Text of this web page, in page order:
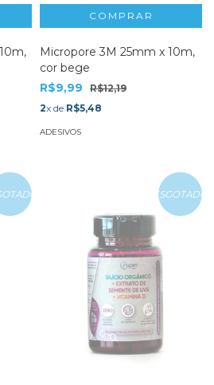
Micropore 3M 25mm x 10m,
cor bege
R$9,99
R$12,19
2x de R$5,48
ADESIVOS
ESGOTADO